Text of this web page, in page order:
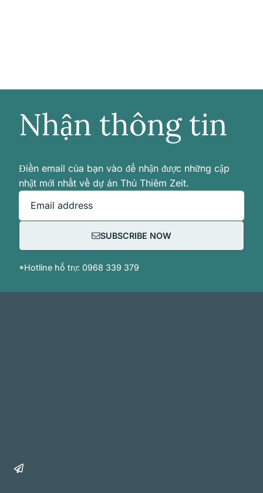
Nhận thông tin
Điền email của bạn vào để nhận được những cập
nhật mới nhất về dự án Thủ Thiêm Zeit.
Email address
SUBSCRIBE NOW
*Hotline hỗ trợ: 0968 339 379